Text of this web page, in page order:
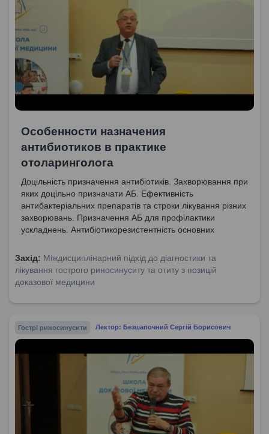
Особенности назначения
антибиотиков в практике
отоларинголога
Доцільність призначення антибіотиків. Захворювання при
яких доцільно призначати АБ. Ефективність
антибактеріальних препаратів та строки лікування різних
захворювань. Призначення АБ для профілактики
ускладнень. Антибіотикорезистентність основних
при гострому бактеріальному тонзиліті.
Протиревматичний курс лікування ангін. Пригнічення
імунної системи при лікуванні ангіни.
Захід: Міждисциплінарний підхід до діагностики та
лікування гострого риносинуситу та отиту з позицій
доказової медицини
Гострі риносинусити Лектор: Безшапочний Сергій Борисович